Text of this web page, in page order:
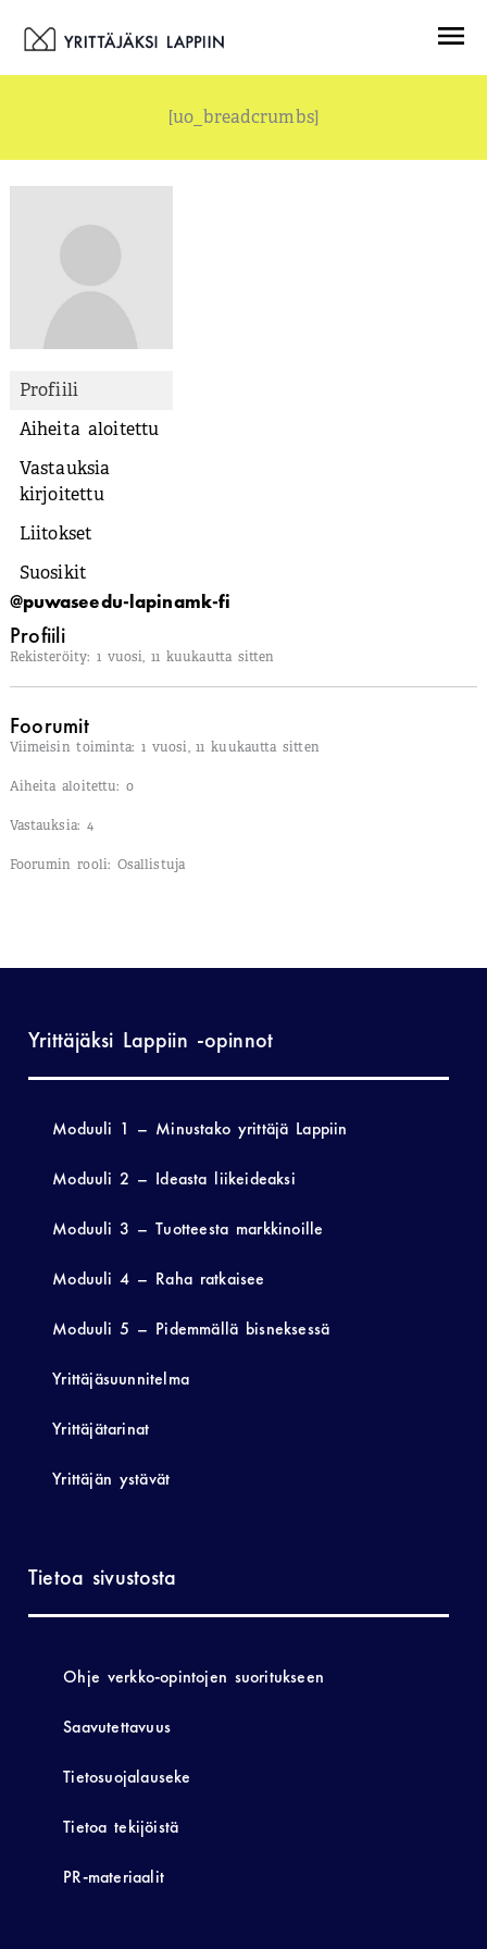
sisältöön
[uo_breadcrumbs]
Profiili
Aiheita aloitettu
Vastauksia
kirjoitettu
Liitokset
Suosikit
@puwaseedu-lapinamk-fi
Profiili
Rekisteröity: 1 vuosi, 11 kuukautta sitten
Foorumit
Viimeisin toiminta: 1 vuosi, 11 kuukautta sitten
Aiheita aloitettu: 0
Vastauksia: 4
Foorumin rooli: Osallistuja
Yrittäjäksi Lappiin -opinnot
Moduuli 1 – Minustako yrittäjä Lappiin
Moduuli 2 – Ideasta liikeideaksi
Moduuli 3 – Tuotteesta markkinoille
Moduuli 4 – Raha ratkaisee
Moduuli 5 – Pidemmällä bisneksessä
Yrittäjäsuunnitelma
Yrittäjätarinat
Yrittäjän ystävät
Tietoa sivustosta
Ohje verkko-opintojen suoritukseen
Saavutettavuus
Tietosuojalauseke
Tietoa tekijöistä
PR-materiaalit